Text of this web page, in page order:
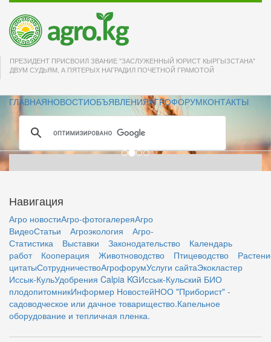
ПРЕЗИДЕНТ ПРИСВОИЛ ЗВАНИЕ "ЗАСЛУЖЕННЫЙ ЮРИСТ КЫРГЫЗСТАНА"
ДВУМ СУДЬЯМ, А ПЯТЕРЫХ НАГРАДИЛ ПОЧЕТНОЙ ГРАМОТОЙ
ГЛАВНАЯНОВОСТИОБЪЯВЛЕНИЯАГРОФОРУМКОНТАКТЫ
Друзья! Пусть успех
сопутствует всем
Вашим начинаниям
всегда и во всём!
Навигация
Агро новостиАгро-фотогалереяАгро
ВидеоСтатьи Агроэкология
Агро-
Статистика
Выставки Законодательство
Календарь
работ
Кооперация Животноводство Птицеводство
цитатыСотрудничествоАгрофорумУслуги сайтаЭкокластер
Иссык-КульУдобрения Calpia KGИссык-Кульский БИО
плодопитомникИнформер НовостейНОО "Приборист" -
садоводческое или дачное товарищество.Капельное
оборудование и тепличная пленка.